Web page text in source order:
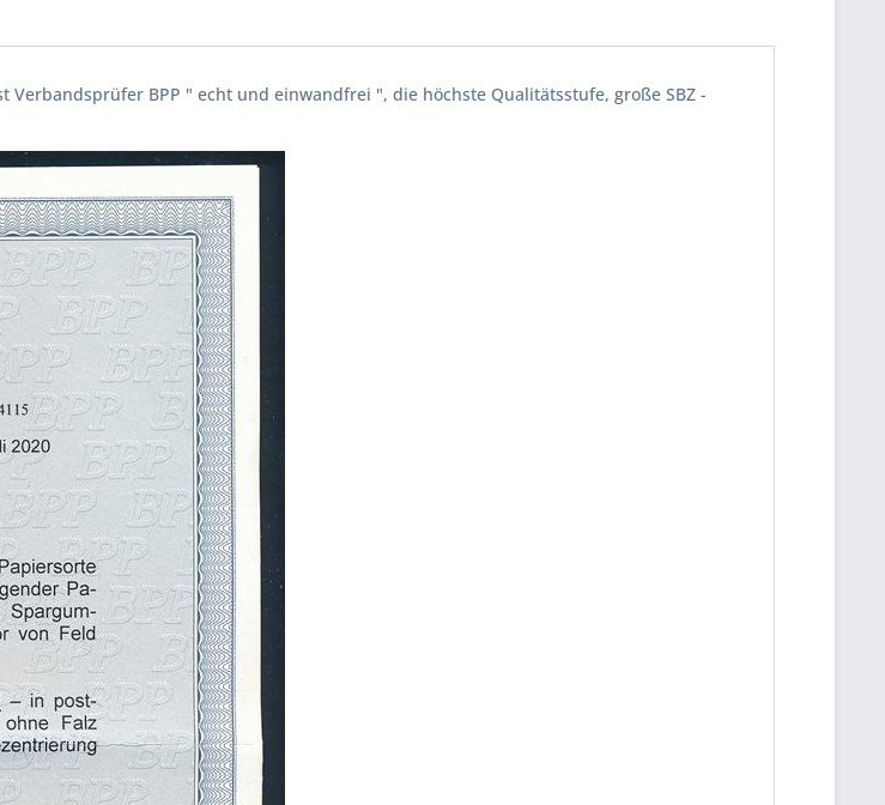
BPP " echt und einwandfrei ", die höchste Qualitätsstufe, große SBZ -